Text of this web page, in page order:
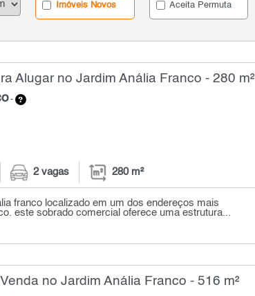
Imóveis Novos Aceita Permuta
Alugar no Jardim Anália Franco - 280 m²
-
2 vagas 280 m²
franco localizado em um dos endereços mais
este sobrado comercial oferece uma estrutura...
no Jardim Anália Franco - 516 m²